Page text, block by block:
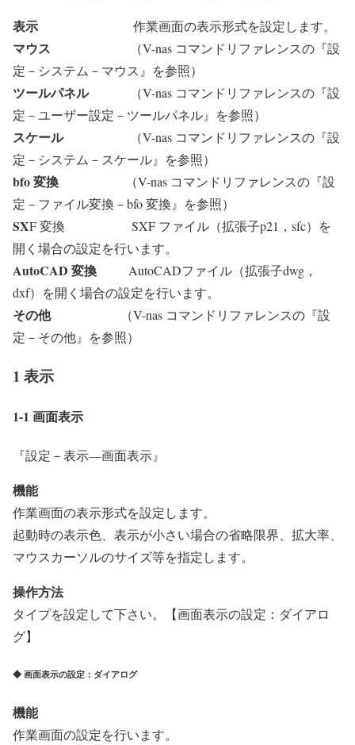
表示 作業画面の表示形式を設定します。
マウス （V-nas コマンドリファレンスの『設
定－システム－マウス』を参照）
ツールパネル（V-nas コマンドリファレンスの『設
定－ユーザー設定－ツールパネル』を参照）
スケール（V-nas コマンドリファレンスの『設
定－システム－スケール』を参照）
bfo 変換 （V-nas コマンドリファレンスの『設
定－ファイル変換－bfo 変換』を参照）
SXF 変換 SXF ファイル（拡張子p21，sfc）を
開く場合の設定を行います。
AutoCAD 変換 AutoCADファイル（拡張子dwg，
dxf）を開く場合の設定を行います。
その他（V-nas コマンドリファレンスの『設
定－その他』を参照）
1 表示
1-1 画面表示
『設定－表示―画面表示』
機能
作業画面の表示形式を設定します。
起動時の表示色、表示が小さい場合の省略限界、拡大率、
マウスカーソルのサイズ等を指定します。
操作方法
タイプを設定して下さい。【画面表示の設定：ダイアロ
グ】
◆ 画面表示の設定：ダイアログ
機能
作業画面の設定を行います。